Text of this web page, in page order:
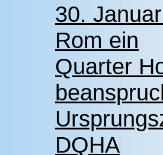
30.
Rom ein
Quarter
DQHA